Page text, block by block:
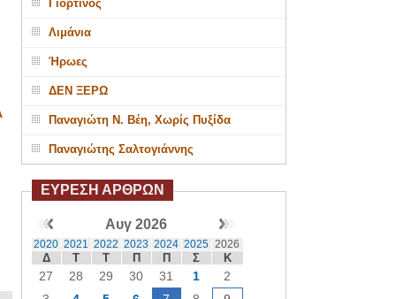
Γιορτινός
Λιμάνια
Ήρωες
ΔΕΝ ΞΕΡΩ
Παναγιώτη Ν. Βέη, Χωρίς Πυξίδα
Παναγιώτης Σαλτογιάννης
ΕΥΡΕΣΗ ΑΡΘΡΩΝ
Αυγ 2026
2020 2021 2022 2023 2024 2025 2026
Δ Τ Τ Π Π Σ Κ
27 28 29 30 31 1
2